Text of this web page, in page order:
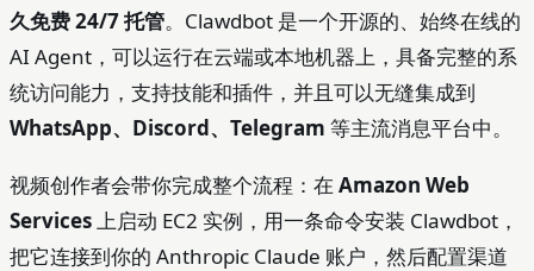
久免费 24/7 托管。Clawdbot 是一个开源的、始终在线的
AI Agent，可以运行在云端或本地机器上，具备完整的系
统访问能力，支持技能和插件，并且可以无缝集成到
WhatsApp、Discord、Telegram 等主流消息平台中。
视频创作者会带你完成整个流程：在 Amazon Web
Services上启动 EC2 实例，用一条命令安装 Clawdbot，
把它连接到你的 Anthropic Claude 账户，然后配置渠道